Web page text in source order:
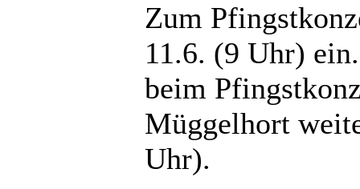
Zum
11.6. (9 Uhr)
beim
Müggelhort
Uhr).